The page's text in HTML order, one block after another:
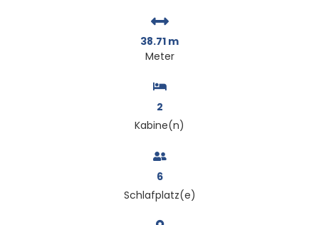
38.71 m
Meter
2
Kabine(n)
6
Schlafplatz(e)